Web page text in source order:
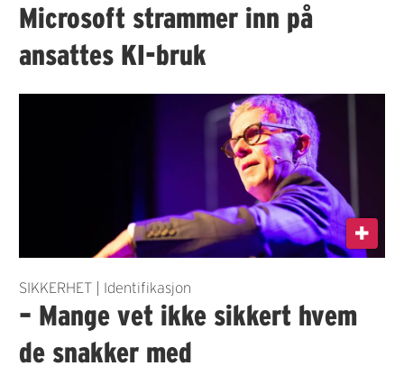
Microsoft strammer inn på
ansattes KI-bruk
SIKKERHET | Identifikasjon
– Mange vet ikke sikkert hvem
de snakker med